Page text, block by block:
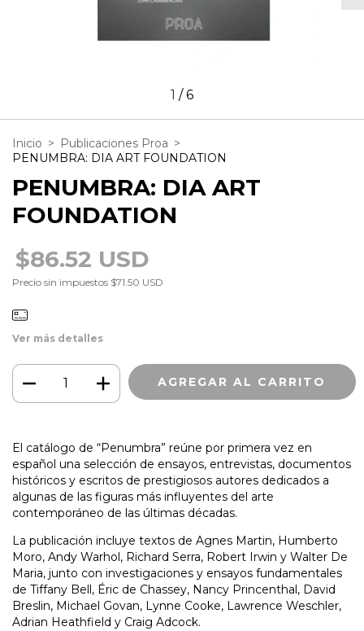
1 /6
Inicio > Publicaciones Proa >
PENUMBRA: DIA ART FOUNDATION
PENUMBRA: DIA ART
FOUNDATION
$86.52 USD
Precio sin impuestos $71.50 USD
Ver más detalles
El catálogo de “Penumbra” reúne por primera vez en
español una selección de ensayos, entrevistas, documentos
históricos y escritos de prestigiosos autores dedicados a
algunas de las figuras más influyentes del arte
contemporáneo de las últimas décadas.
La publicación incluye textos de Agnes Martin, Humberto
Moro, Andy Warhol, Richard Serra, Robert Irwin y Walter De
Maria, junto con investigaciones y ensayos fundamentales
de Tiffany Bell, Éric de Chassey, Nancy Princenthal, David
Breslin, Michael Govan, Lynne Cooke, Lawrence Weschler,
Adrian Heathfield y Craig Adcock.